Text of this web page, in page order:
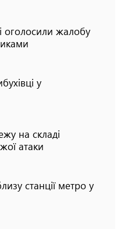
оголосили жалобу
у
на складі
атаки
станції метро у